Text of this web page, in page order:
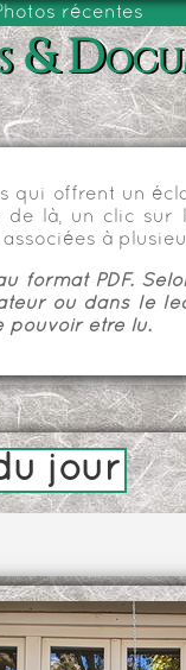
récentes
&
qui offrent un
de là, un clic
à
format PDF.
ou dans le
pouvoir être lu.
jour